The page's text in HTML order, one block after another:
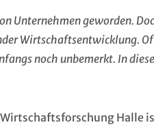
Unternehmen geworden.
Wirtschaftsentwicklung.
noch unbemerkt. In
Halle